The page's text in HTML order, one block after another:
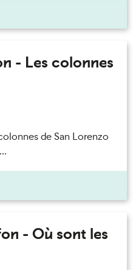
- Les colonnes
de San Lorenzo
- Où sont les